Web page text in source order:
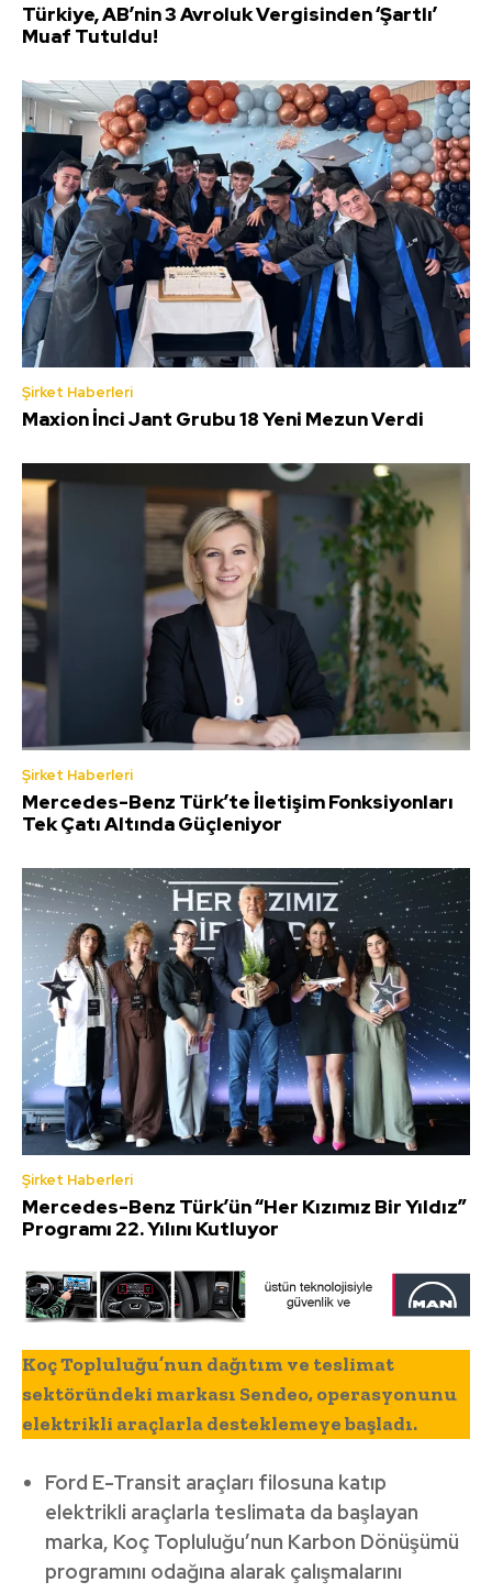
Türkiye, AB’nin 3 Avroluk Vergisinden ‘Şartlı’
Muaf Tutuldu!
Şirket Haberleri
Maxion İnci Jant Grubu 18 Yeni Mezun Verdi
Şirket Haberleri
Mercedes-Benz Türk’te İletişim Fonksiyonları
Tek Çatı Altında Güçleniyor
Şirket Haberleri
Mercedes-Benz Türk’ün “Her Kızımız Bir Yıldız”
Programı 22. Yılını Kutluyor
Koç Topluluğu’nun dağıtım ve teslimat
sektöründeki markası Sendeo, operasyonunu
elektrikli araçlarla desteklemeye başladı.
Ford E-Transit araçları filosuna katıp
elektrikli araçlarla teslimata da başlayan
marka, Koç Topluluğu’nun Karbon Dönüşümü
programını odağına alarak çalışmalarını